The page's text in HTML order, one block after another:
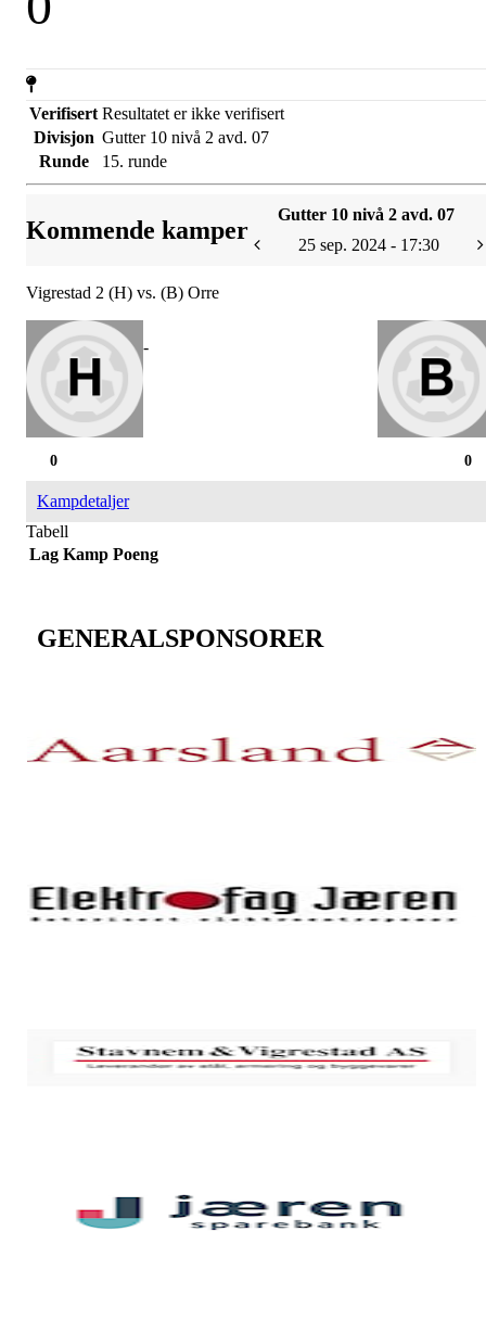
Verifisert Resultatet er ikke verifisert
Divisjon Gutter 10 nivå 2 avd. 07
Runde
15. runde
Kommende kamper
Gutter 10 nivå 2 avd. 07
25 sep. 2024 - 17:30
Vigrestad 2 (H) vs. (B) Orre
-
0
0
Kampdetaljer
Tabell
Lag Kamp Poeng
GENERALSPONSORER